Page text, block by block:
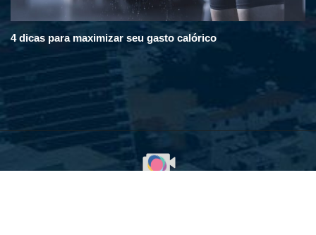
4 dicas para maximizar seu gasto calórico